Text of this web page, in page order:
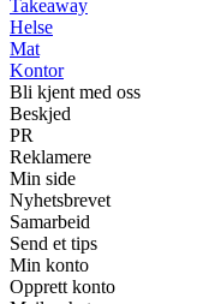
Takeaway
Helse
Mat
Kontor
Bli kjent med oss
Beskjed
PR
Reklamere
Min side
Nyhetsbrevet
Samarbeid
Send et tips
Min konto
Opprett konto